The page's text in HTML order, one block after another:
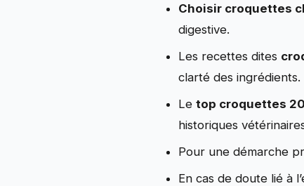
Choisir croquettes
digestive.
Les recettes dites
clarté des ingrédients.
Letop croquettes
historiques
Pour une démarche
En cas de doute lié à